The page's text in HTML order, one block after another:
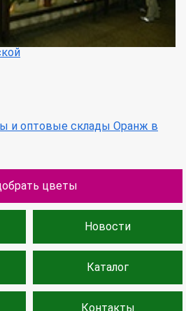
и оптовые склады Оранж в
цветы
Новости
Каталог
Контакты